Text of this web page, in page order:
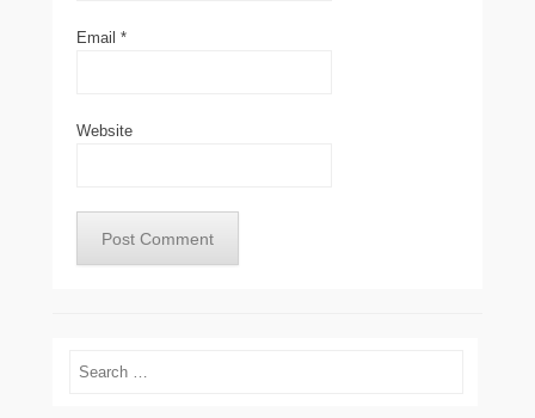
Email *
Website
Search